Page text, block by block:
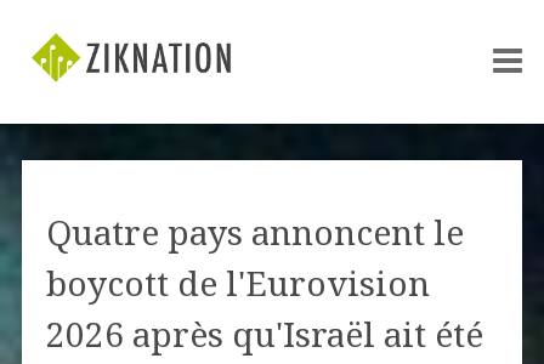
Quatre pays annoncent le
boycott de l'Eurovision
2026 après qu'Israël ait été